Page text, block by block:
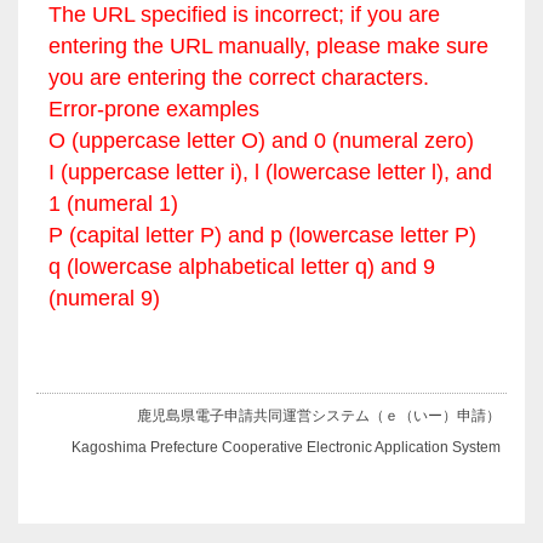
The URL specified is incorrect; if you are
entering the URL manually, please make sure
you are entering the correct characters.
Error-prone examples
O (uppercase letter O) and 0 (numeral zero)
I (uppercase letter i), l (lowercase letter l), and
1 (numeral 1)
P (capital letter P) and p (lowercase letter P)
q (lowercase alphabetical letter q) and 9
(numeral 9)
鹿児島県電子申請共同運営システム（ｅ（いー）申請）
Kagoshima Prefecture Cooperative Electronic Application System